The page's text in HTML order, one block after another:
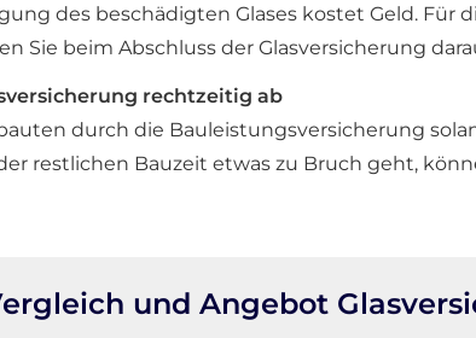
des beschädigten Glases kostet Geld. Für
Sie beim Abschluss der Glasversicherung
rechtzeitig ab
durch die Bauleistungsversicherung
restlichen Bauzeit etwas zu Bruch geht,
und Angebot